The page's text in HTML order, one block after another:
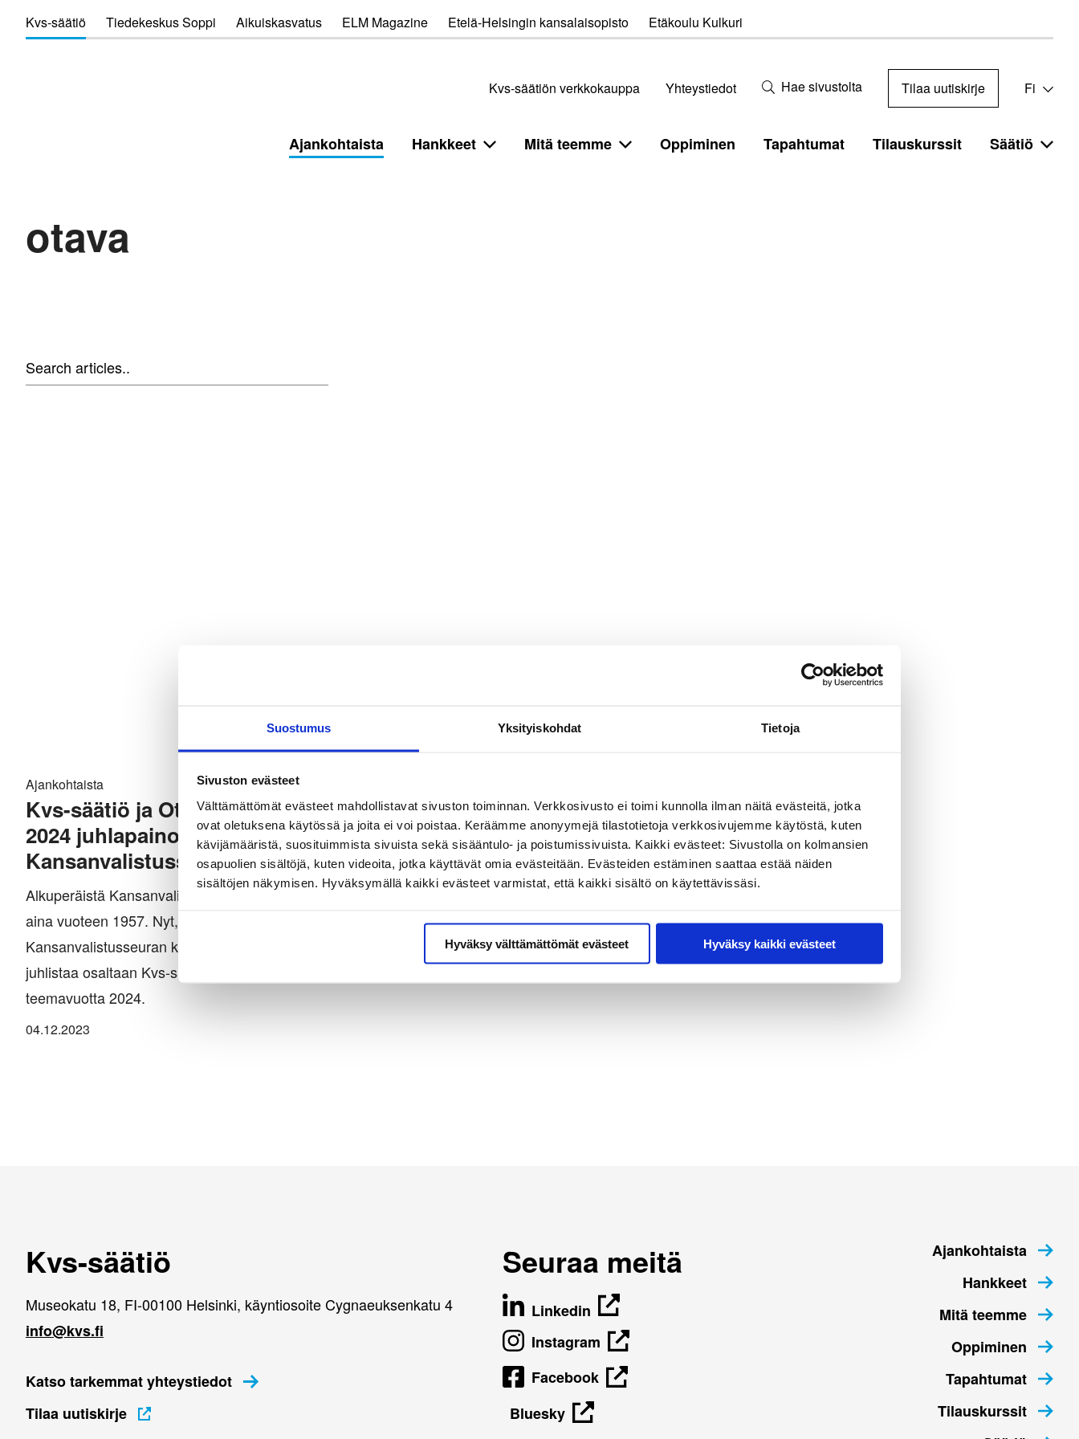
Suostumus Yksityiskohdat Tietoja
Sivuston evästeet
Välttämättömät evästeet mahdollistavat sivuston toiminnan. Verkkosivusto ei toimi kunnolla ilman näitä evästeitä, jotka
ovat oletuksena käytössä ja joita ei voi poistaa. Keräämme anonyymejä tilastotietoja verkkosivujemme käytöstä, kuten
kävijämääristä, suosituimmista sivuista sekä sisääntulo- ja poistumissivuista. Kaikki evästeet: Sivustolla on kolmansien
osapuolien sisältöjä, kuten videoita, jotka käyttävät omia evästeitään. Evästeiden estäminen saattaa estää näiden
sisältöjen näkymisen. Hyväksymällä kaikki evästeet varmistat, että kaikki sisältö on käytettävissäsi.
Hyväksy välttämättömät evästeet Hyväksy kaikki evästeet
Kvs-säätiö Tiedekeskus Soppi Aikuiskasvatus ELM Magazine Etelä-Helsingin kansalaisopisto Etäkoulu Kulkuri
Kvs-säätiön verkkokauppa Yhteystiedot Hae sivustolta Tilaa uutiskirje Fi
Ajankohtaista Hankkeet Mitä teemme Oppiminen Tapahtumat Tilauskurssit Säätiö
otava
Ajankohtaista
Kvs-säätiö ja Otava ovat julkaisseet vuodelle
2024 juhlapainoksen perinteikkäästä
Kansanvalistusseuran kalenterista
Alkuperäistä Kansanvalistusseuran kalenteria julkaistiin vuodesta 1881
aina vuoteen 1957. Nyt, lähes 70 vuoden tauon jälkeen, julkaistaan
Kansanvalistusseuran kalenterin ainutlaatuinen juhlapainos. Kalenteri
juhlistaa osaltaan Kvs-säätiön 150-vuotisjuhlavuotta sekä Sivistyksen
teemavuotta 2024.
04.12.2023
Kvs-säätiö
Museokatu 18, FI-00100 Helsinki, käyntiosoite Cygnaeuksenkatu 4
info@kvs.fi
Katso tarkemmat yhteystiedot
Tilaa uutiskirje
Seuraa meitä
Linkedin
Instagram
Facebook
Bluesky
Ajankohtaista
Hankkeet
Mitä teemme
Oppiminen
Tapahtumat
Tilauskurssit